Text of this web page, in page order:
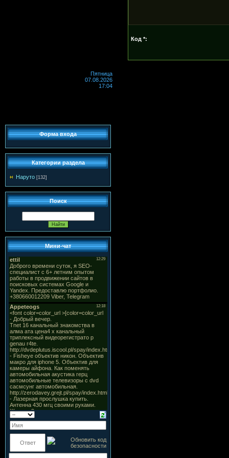
Код *:
Пятница
07.08.2026
17:04
Форма входа
Категории раздела
Наруто [132]
Поиск
Мини-чат